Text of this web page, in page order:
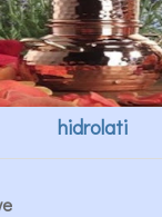
hidrolati